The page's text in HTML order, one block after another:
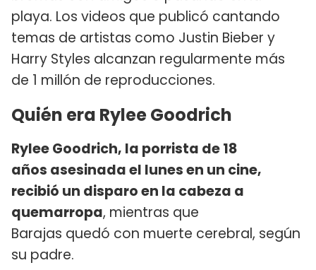
playa. Los videos que publicó cantando
temas de artistas como Justin Bieber y
Harry Styles alcanzan regularmente más
de 1 millón de reproducciones.
Quién era Rylee Goodrich
Rylee Goodrich, la porrista de 18
años asesinada el lunes en un cine,
recibió un disparo en la cabeza a
quemarropa, mientras que
Barajas quedó con muerte cerebral, según
su padre.